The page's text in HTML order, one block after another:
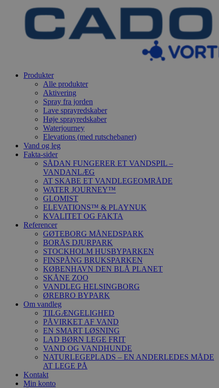
Produkter
Alle produkter
Aktivering
Spray fra jorden
Lave sprayredskaber
Høje sprayredskaber
Waterjourney
Elevations (med rutschebaner)
Vand og leg
Fakta-sider
SÅDAN FUNGERER ET VANDSPIL –
VANDANLÆG
AT SKABE ET VANDLEGEOMRÅDE
WATER JOURNEY™
GLOMIST
ELEVATIONS™ & PLAYNUK
KVALITET OG FAKTA
Referencer
GØTEBORG MÅNEDSPARK
BORÅS DJURPARK
STOCKHOLM HUSBYPARKEN
FINSPÅNG BRUKSPARKEN
KØBENHAVN DEN BLÅ PLANET
SKÅNE ZOO
VANDLEG HELSINGBORG
ØREBRO BYPARK
Om vandleg
TILGÆNGELIGHED
PÅVIRKET AF VAND
EN SMART LØSNING
LAD BØRN LEGE FRIT
VAND OG VANDHUNDE
NATURLEGEPLADS – EN ANDERLEDES MÅDE
AT LEGE PÅ
Kontakt
Min konto